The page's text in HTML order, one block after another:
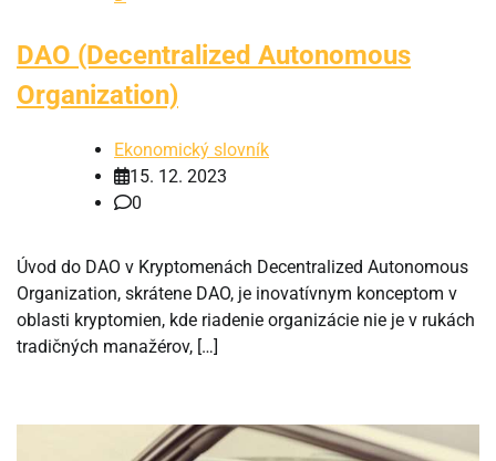
DAO (Decentralized Autonomous
Organization)
Ekonomický slovník
15. 12. 2023
0
Úvod do DAO v Kryptomenách Decentralized Autonomous
Organization, skrátene DAO, je inovatívnym konceptom v
oblasti kryptomien, kde riadenie organizácie nie je v rukách
tradičných manažérov, […]